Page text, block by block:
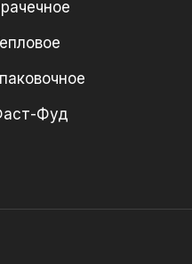
Фуд